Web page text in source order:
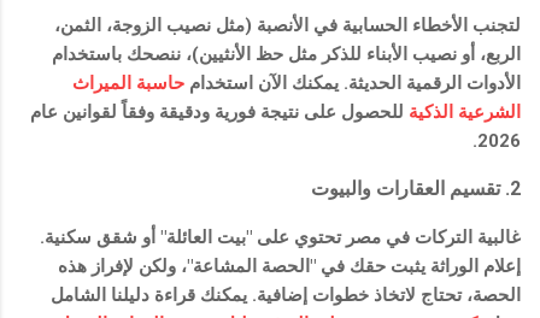
لتجنب الأخطاء الحسابية في الأنصبة (مثل نصيب الزوجة، الثمن،
الربع، أو نصيب الأبناء للذكر مثل حظ الأنثيين)، ننصحك باستخدام
الأدوات الرقمية الحديثة. يمكنك الآن استخدام حاسبة الميراث
الشرعية الذكية للحصول على نتيجة فورية ودقيقة وفقاً لقوانين عام
2026.
2. تقسيم العقارات والبيوت
غالبية التركات في مصر تحتوي على "بيت العائلة" أو شقق سكنية.
إعلام الوراثة يثبت حقك في "الحصة المشاعة"، ولكن لإفراز هذه
الحصة، تحتاج لاتخاذ خطوات إضافية. يمكنك قراءة دليلنا الشامل